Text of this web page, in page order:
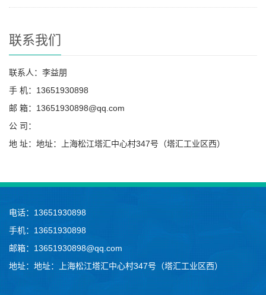
联系我们
联系人：李益朋
手 机：13651930898
邮 箱：13651930898@qq.com
公 司：
地 址：地址：上海松江塔汇中心村347号（塔汇工业区西）
电话：13651930898
手机：13651930898
邮箱：13651930898@qq.com
地址：地址：上海松江塔汇中心村347号（塔汇工业区西）